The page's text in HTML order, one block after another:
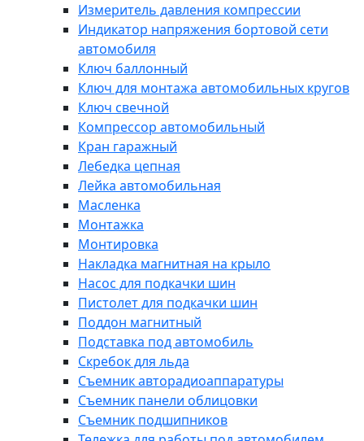
Измеритель давления компрессии
Индикатор напряжения бортовой сети
автомобиля
Ключ баллонный
Ключ для монтажа автомобильных кругов
Ключ свечной
Компрессор автомобильный
Кран гаражный
Лебедка цепная
Лейка автомобильная
Масленка
Монтажка
Монтировка
Накладка магнитная на крыло
Насос для подкачки шин
Пистолет для подкачки шин
Поддон магнитный
Подставка под автомобиль
Скребок для льда
Съемник авторадиоаппаратуры
Съемник панели облицовки
Съемник подшипников